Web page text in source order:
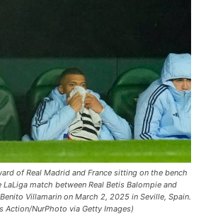
of Real Madrid and France sitting on the bench
match between Real Betis Balompie and
Villamarin on March 2, 2025 in Seville, Spain.
Action/NurPhoto via Getty Images)